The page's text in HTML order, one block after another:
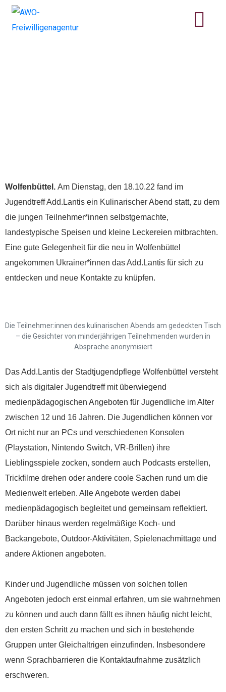
Wolfenbüttel. Am Dienstag, den 18.10.22 fand im
Jugendtreff Add.Lantis ein Kulinarischer Abend statt, zu dem
die jungen Teilnehmer*innen selbstgemachte,
landestypische Speisen und kleine Leckereien mitbrachten.
Eine gute Gelegenheit für die neu in Wolfenbüttel
angekommen Ukrainer*innen das Add.Lantis für sich zu
entdecken und neue Kontakte zu knüpfen.
Die Teilnehmer:innen des kulinarischen Abends am gedeckten Tisch
– die Gesichter von minderjährigen Teilnehmenden wurden in
Absprache anonymisiert
Das Add.Lantis der Stadtjugendpflege Wolfenbüttel versteht
sich als digitaler Jugendtreff mit überwiegend
medienpädagogischen Angeboten für Jugendliche im Alter
zwischen 12 und 16 Jahren. Die Jugendlichen können vor
Ort nicht nur an PCs und verschiedenen Konsolen
(Playstation, Nintendo Switch, VR-Brillen) ihre
Lieblingsspiele zocken, sondern auch Podcasts erstellen,
Trickfilme drehen oder andere coole Sachen rund um die
Medienwelt erleben. Alle Angebote werden dabei
medienpädagogisch begleitet und gemeinsam reflektiert.
Darüber hinaus werden regelmäßige Koch- und
Backangebote, Outdoor-Aktivitäten, Spielenachmittage und
andere Aktionen angeboten.
Kinder und Jugendliche müssen von solchen tollen
Angeboten jedoch erst einmal erfahren, um sie wahrnehmen
zu können und auch dann fällt es ihnen häufig nicht leicht,
den ersten Schritt zu machen und sich in bestehende
Gruppen unter Gleichaltrigen einzufinden. Insbesondere
wenn Sprachbarrieren die Kontaktaufnahme zusätzlich
erschweren.